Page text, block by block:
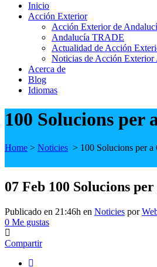
Inicio
Acción Exterior
Acción Exterior de
Andalucía TRADE
Actualidad de Acción
Noticias de Acción Exterior
Acerca de
Blog
Idiomas
100 Solucions
Home > Noticies > 100 Solucions per
07 Feb 100 Solucions
Publicado en 21:46h en Noticies por
0 Me gustas
Compartir